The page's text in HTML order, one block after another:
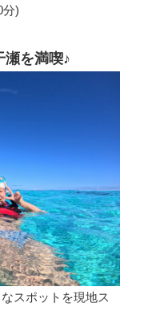
分)
瀬を満喫♪
スポットを現地ス